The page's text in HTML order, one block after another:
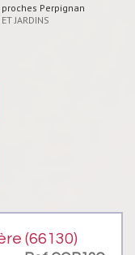
Perpignan
JARDINS
(66130)